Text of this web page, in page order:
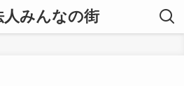
人みんなの街